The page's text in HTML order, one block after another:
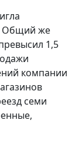
Общий же
1,5
компании
семи